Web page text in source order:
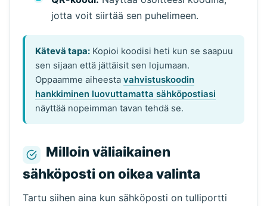
jotta voit siirtää sen puhelimeen.
Kätevä tapa: Kopioi koodisi heti kun se saapuu
sen sijaan että jättäisit sen lojumaan.
Oppaamme aiheestavahvistuskoodin
hankkiminen luovuttamatta sähköpostiasi
näyttää nopeimman tavan tehdä se.
Milloin väliaikainen
sähköposti on oikea valinta
Tartu siihen aina kun sähköposti on tulliportti